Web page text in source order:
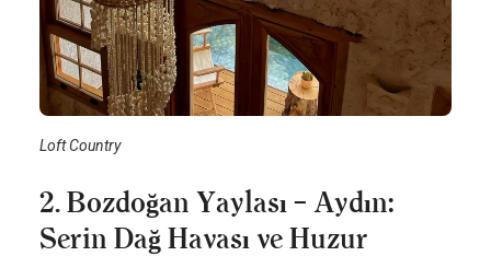
Loft Country
2. Bozdoğan Yaylası – Aydın:
Serin Dağ Havası ve Huzur